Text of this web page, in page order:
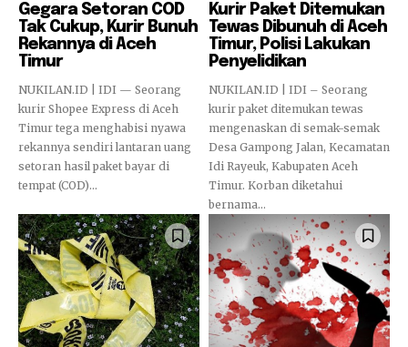
Gegara Setoran COD
Tak Cukup, Kurir Bunuh
Rekannya di Aceh
Timur
NUKILAN.ID | IDI — Seorang
kurir Shopee Express di Aceh
Timur tega menghabisi nyawa
rekannya sendiri lantaran uang
setoran hasil paket bayar di
tempat (COD)...
Kurir Paket Ditemukan
Tewas Dibunuh di Aceh
Timur, Polisi Lakukan
Penyelidikan
NUKILAN.ID | IDI – Seorang
kurir paket ditemukan tewas
mengenaskan di semak-semak
Desa Gampong Jalan, Kecamatan
Idi Rayeuk, Kabupaten Aceh
Timur. Korban diketahui
bernama...